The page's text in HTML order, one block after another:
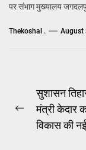
पर संभाग मुख्यालय
Thekoshal . August
Post
Previous
post:
सुशासन
मंत्री केदार
विकास की